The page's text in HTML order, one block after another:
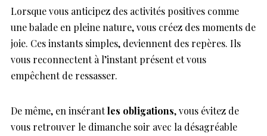
Lorsque vous anticipez des activités positives comme
une balade en pleine nature, vous créez des moments de
joie. Ces instants simples, deviennent des repères. Ils
vous reconnectent à l’instant présent et vous
empêchent de ressasser.
De même, en insérantles obligations, vous évitez de
vous retrouver le dimanche soir avec la désagréable